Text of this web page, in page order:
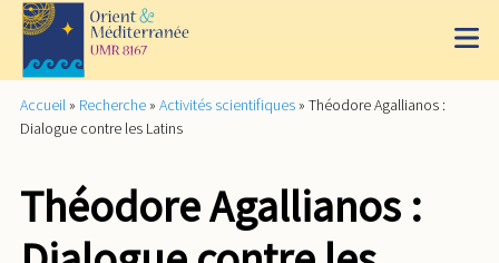
Accueil » Recherche » Activités scientifiques » Théodore Agallianos :
Dialogue contre les Latins
Théodore Agallianos :